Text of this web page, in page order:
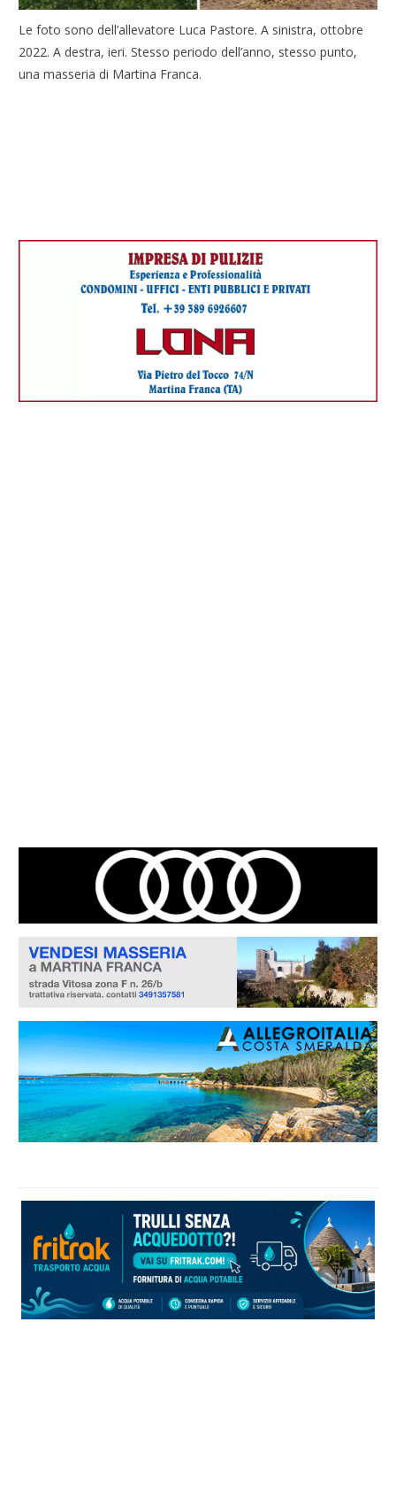
Le foto sono dell’allevatore Luca Pastore. A sinistra, ottobre
2022. A destra, ieri. Stesso periodo dell’anno, stesso punto,
una masseria di Martina Franca.